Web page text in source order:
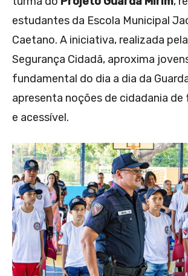
estudantes da Escola Municipal
Caetano. A iniciativa, realizada
Segurança Cidadã, aproxima
fundamental do dia a dia da
apresenta noções de cidadania
e acessível.